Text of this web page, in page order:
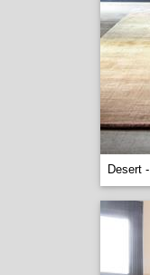
Desert -